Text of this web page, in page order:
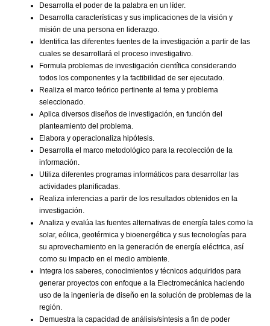
Desarrolla el poder de la palabra en un líder.
Desarrolla características y sus implicaciones de la visión y
misión de una persona en liderazgo.
Identifica las diferentes fuentes de la investigación a partir de las
cuales se desarrollará el proceso investigativo.
Formula problemas de investigación científica considerando
todos los componentes y la factibilidad de ser ejecutado.
Realiza el marco teórico pertinente al tema y problema
seleccionado.
Aplica diversos diseños de investigación, en función del
planteamiento del problema.
Elabora y operacionaliza hipótesis.
Desarrolla el marco metodológico para la recolección de la
información.
Utiliza diferentes programas informáticos para desarrollar las
actividades planificadas.
Realiza inferencias a partir de los resultados obtenidos en la
investigación.
Analiza y evalúa las fuentes alternativas de energía tales como la
solar, eólica, geotérmica y bioenergética y sus tecnologías para
su aprovechamiento en la generación de energía eléctrica, así
como su impacto en el medio ambiente.
Integra los saberes, conocimientos y técnicos adquiridos para
generar proyectos con enfoque a la Electromecánica haciendo
uso de la ingeniería de diseño en la solución de problemas de la
región.
Demuestra la capacidad de análisis/síntesis a fin de poder